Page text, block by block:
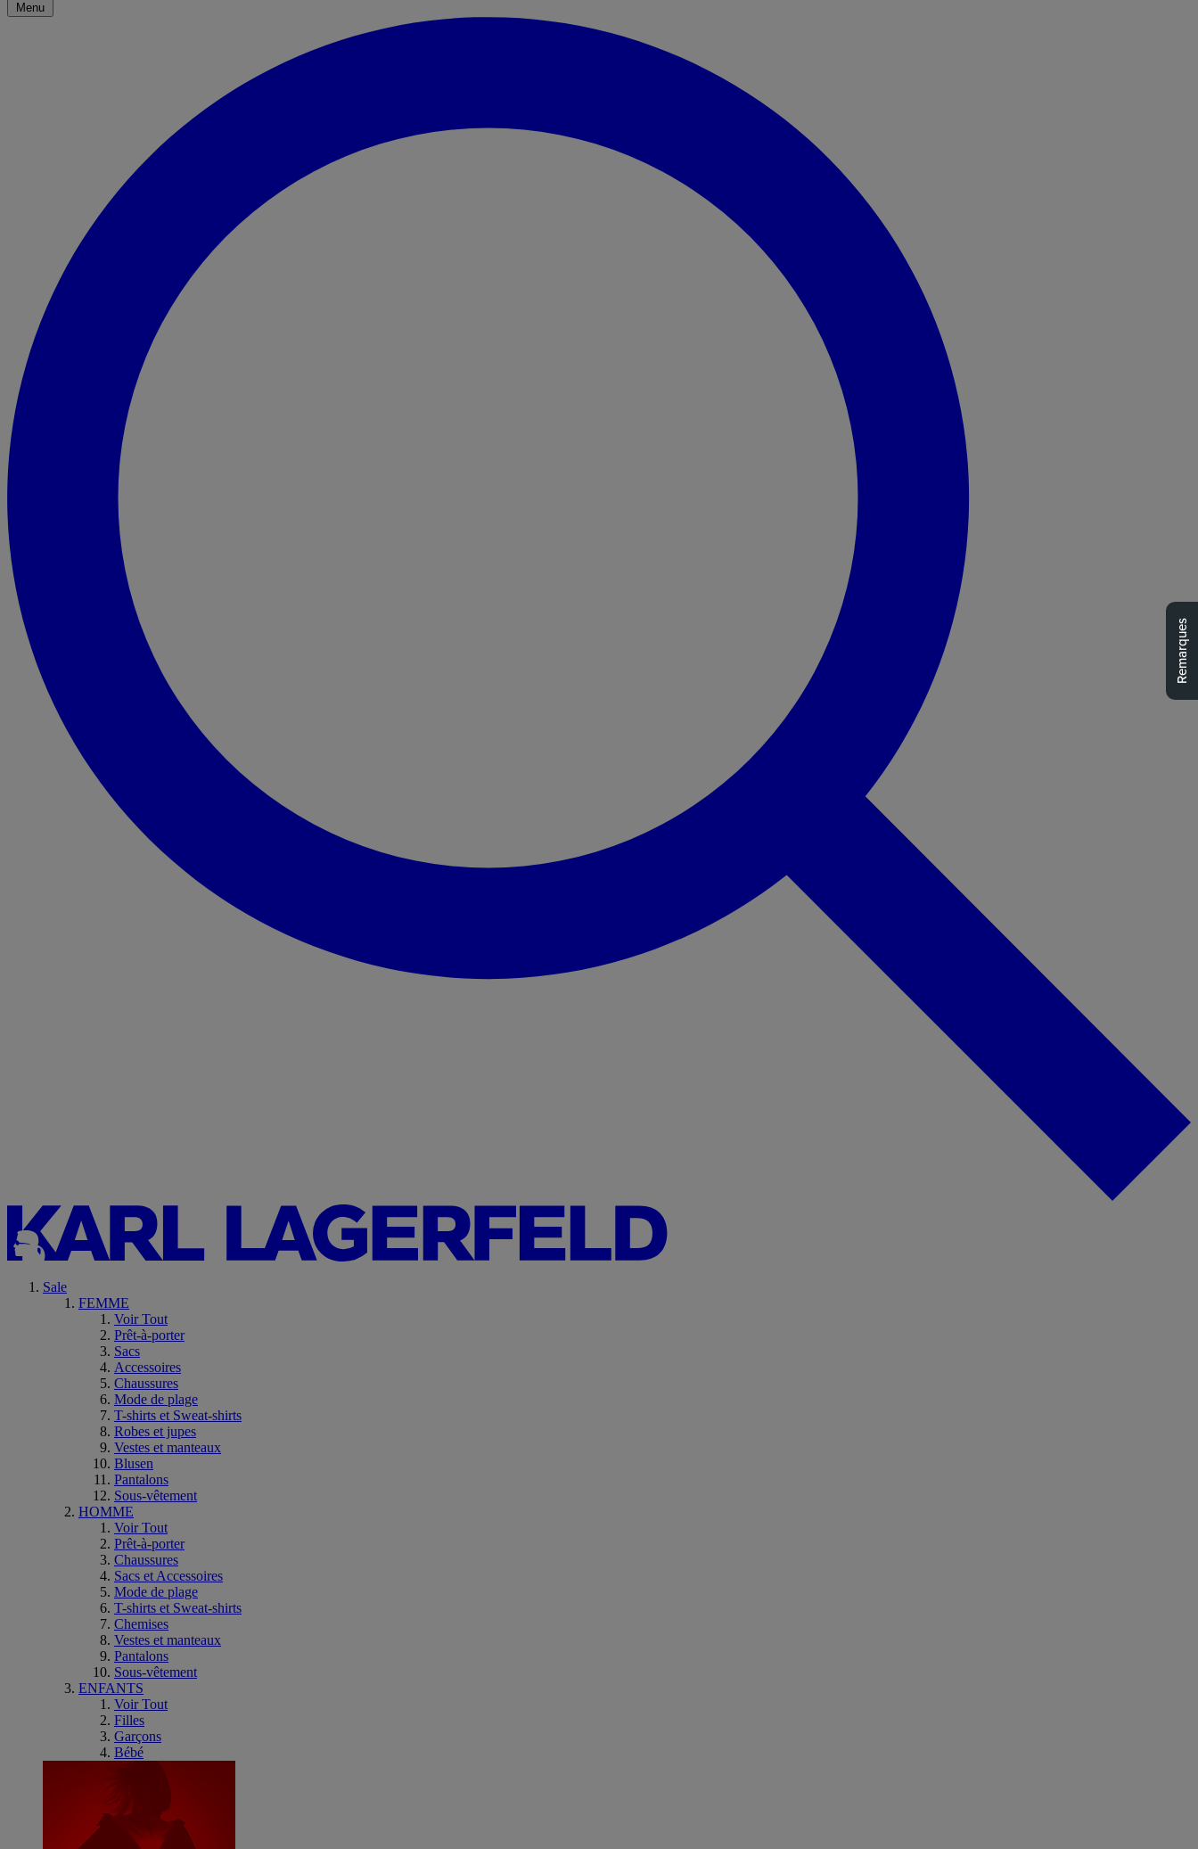
Menu
Sale
FEMME
Voir Tout
Prêt-à-porter
Sacs
Accessoires
Chaussures
Mode de plage
T-shirts et Sweat-shirts
Robes et jupes
Vestes et manteaux
Blusen
Pantalons
Sous-vêtement
HOMME
Voir Tout
Prêt-à-porter
Chaussures
Sacs et Accessoires
Mode de plage
T-shirts et Sweat-shirts
Chemises
Vestes et manteaux
Pantalons
Sous-vêtement
ENFANTS
Voir Tout
Filles
Garçons
Bébé